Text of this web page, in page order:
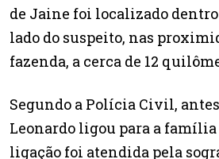
de Jaine foi localizado dentro
lado do suspeito, nas
fazenda, a cerca de 12
Segundo a Polícia Civil,
Leonardo ligou para a família
ligação foi atendida pela